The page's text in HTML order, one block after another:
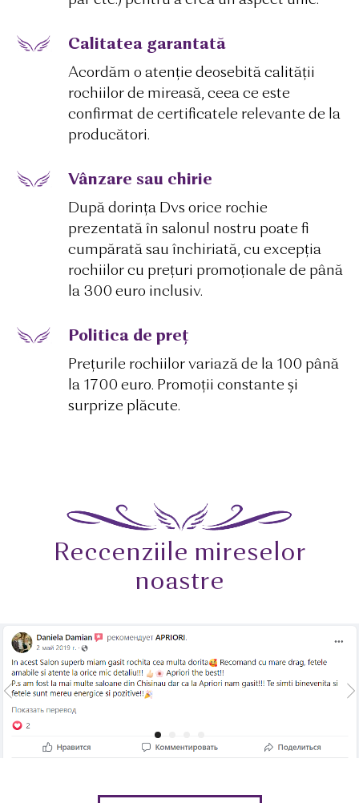
Calitatea garantată
Acordăm o atenție deosebită calității
rochiilor de mireasă, ceea ce este
confirmat de certificatele relevante de la
producători.
Vânzare sau chirie
După dorința Dvs orice rochie
prezentată în salonul nostru poate fi
cumpărată sau închiriată, cu excepția
rochiilor cu prețuri promoționale de până
la 300 euro inclusiv.
Politica de preț
Prețurile rochiilor variază de la 100 până
la 1700 euro. Promoții constante și
surprize plăcute.
Reccenziile mireselor
noastre